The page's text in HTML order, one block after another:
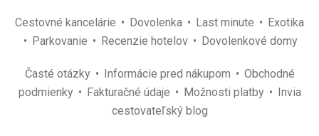
Cestovné kancelárie Dovolenka Last minute
Exotika
Parkovanie
Recenzie hotelov Dovolenkové domy
Časté otázky Informácie pred nákupom
Obchodné
podmienky
Fakturačné údaje Možnosti platby
Invia
cestovateľský blog